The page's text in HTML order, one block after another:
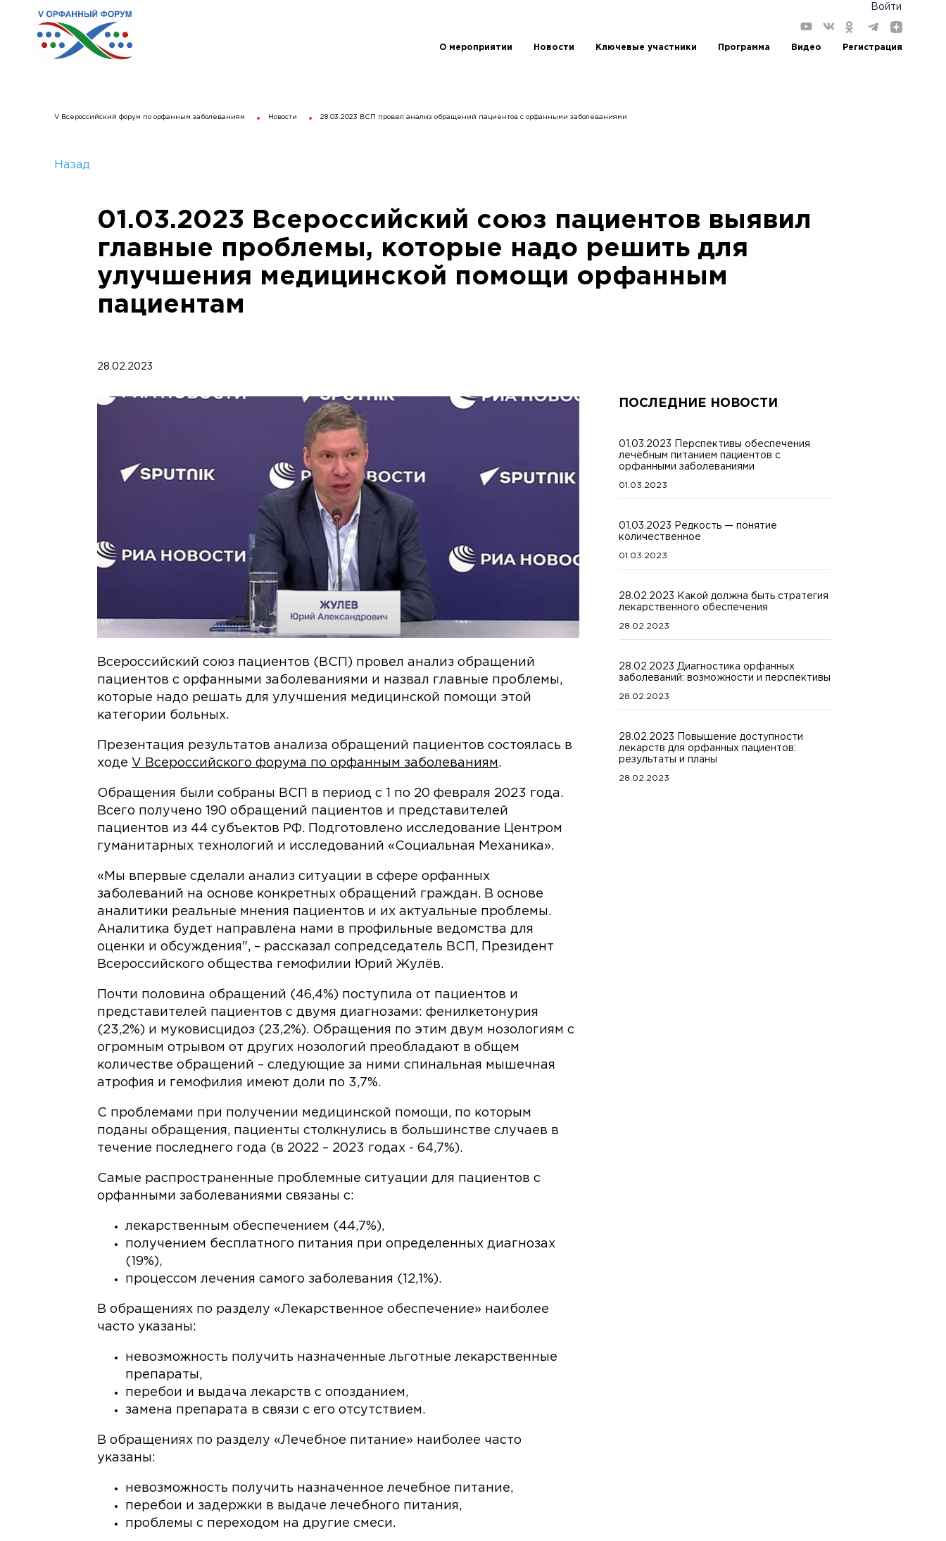
Войти
О мероприятии Новости Ключевые участники Программа Видео Регистрация
V Всероссийский форум по орфанным заболеваниям Новости 28.03.2023 ВСП провел анализ обращений пациентов с орфанными заболеваниями
Назад
01.03.2023 Всероссийский союз пациентов выявил
главные проблемы, которые надо решить для
улучшения медицинской помощи орфанным
пациентам
28.02.2023
Всероссийский союз пациентов (ВСП) провел анализ обращений
пациентов с орфанными заболеваниями и назвал главные проблемы,
которые надо решать для улучшения медицинской помощи этой
категории больных.
Презентация результатов анализа обращений пациентов состоялась в
ходе V Всероссийского форума по орфанным заболеваниям.
Обращения были собраны ВСП в период с 1 по 20 февраля 2023 года.
Всего получено 190 обращений пациентов и представителей
пациентов из 44 субъектов РФ. Подготовлено исследование Центром
гуманитарных технологий и исследований «Социальная Механика».
«Мы впервые сделали анализ ситуации в сфере орфанных
заболеваний на основе конкретных обращений граждан. В основе
аналитики реальные мнения пациентов и их актуальные проблемы.
Аналитика будет направлена нами в профильные ведомства для
оценки и обсуждения", – рассказал сопредседатель ВСП, Президент
Всероссийского общества гемофилии Юрий Жулёв.
Почти половина обращений (46,4%) поступила от пациентов и
представителей пациентов с двумя диагнозами: фенилкетонурия
(23,2%) и муковисцидоз (23,2%). Обращения по этим двум нозологиям с
огромным отрывом от других нозологий преобладают в общем
количестве обращений – следующие за ними спинальная мышечная
атрофия и гемофилия имеют доли по 3,7%.
С проблемами при получении медицинской помощи, по которым
поданы обращения, пациенты столкнулись в большинстве случаев в
течение последнего года (в 2022 – 2023 годах - 64,7%).
Самые распространенные проблемные ситуации для пациентов с
орфанными заболеваниями связаны с:
лекарственным обеспечением (44,7%),
получением бесплатного питания при определенных диагнозах
(19%),
процессом лечения самого заболевания (12,1%).
В обращениях по разделу «Лекарственное обеспечение» наиболее
часто указаны:
невозможность получить назначенные льготные лекарственные
препараты,
перебои и выдача лекарств с опозданием,
замена препарата в связи с его отсутствием.
В обращениях по разделу «Лечебное питание» наиболее часто
указаны:
невозможность получить назначенное лечебное питание,
перебои и задержки в выдаче лечебного питания,
проблемы с переходом на другие смеси.
ПОСЛЕДНИЕ НОВОСТИ
01.03.2023 Перспективы обеспечения
лечебным питанием пациентов с
орфанными заболеваниями
01.03.2023
01.03.2023 Редкость — понятие
количественное
01.03.2023
28.02.2023 Какой должна быть стратегия
лекарственного обеспечения
28.02.2023
28.02.2023 Диагностика орфанных
заболеваний: возможности и перспективы
28.02.2023
28.02.2023 Повышение доступности
лекарств для орфанных пациентов:
результаты и планы
28.02.2023